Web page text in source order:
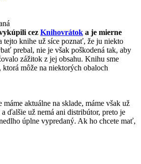
cez Knihovrátok a je mierne
tejto knihe už síce poznať, že ju niekto
prebal, nie je však poškodená tak, aby
zážitok z jej obsahu. Knihu sme
môže na niektorých obaloch
máme aktuálne na sklade, máme však už
ďalšie už nemá ani distribútor, preto je
úplne vypredaný. Ak ho chcete mať,